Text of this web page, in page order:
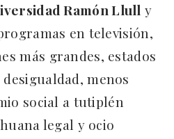
Ramón Llull y
en televisión,
más grandes, estados
menos
social a tutiplén
legal y ocio